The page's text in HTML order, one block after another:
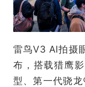
心
专
雷鸟V3 AI拍摄
布，搭载猎鹰
型、第一代骁